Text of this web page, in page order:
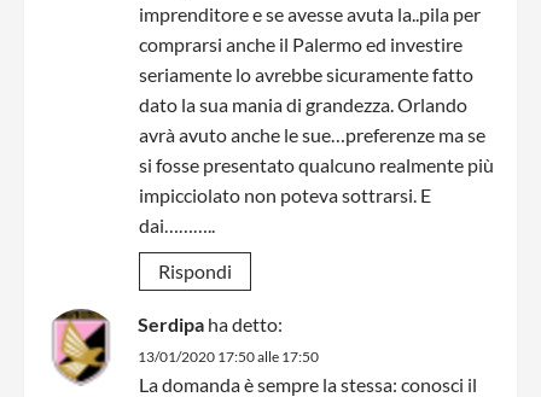
imprenditore e se avesse avuta la..pila per
comprarsi anche il Palermo ed investire
seriamente lo avrebbe sicuramente fatto
dato la sua mania di grandezza. Orlando
avrà avuto anche le sue…preferenze ma se
si fosse presentato qualcuno realmente più
impicciolato non poteva sottrarsi. E
dai………..
Rispondi
Serdipa ha detto:
13/01/2020 17:50 alle 17:50
La domanda è sempre la stessa: conosci il